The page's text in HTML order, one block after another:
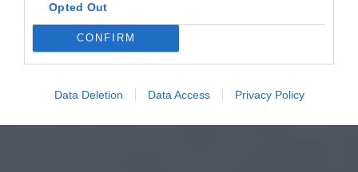
Opted Out
CONFIRM
Data Deletion Data Access Privacy Policy